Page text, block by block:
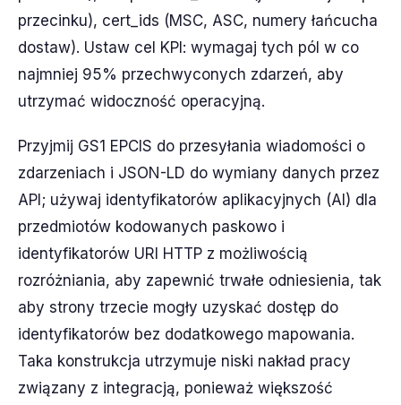
przecinku), cert_ids (MSC, ASC, numery łańcucha
dostaw). Ustaw cel KPI: wymagaj tych pól w co
najmniej 95% przechwyconych zdarzeń, aby
utrzymać widoczność operacyjną.
Przyjmij GS1 EPCIS do przesyłania wiadomości o
zdarzeniach i JSON-LD do wymiany danych przez
API; używaj identyfikatorów aplikacyjnych (AI) dla
przedmiotów kodowanych paskowo i
identyfikatorów URI HTTP z możliwością
rozróżniania, aby zapewnić trwałe odniesienia, tak
aby strony trzecie mogły uzyskać dostęp do
identyfikatorów bez dodatkowego mapowania.
Taka konstrukcja utrzymuje niski nakład pracy
związany z integracją, ponieważ większość